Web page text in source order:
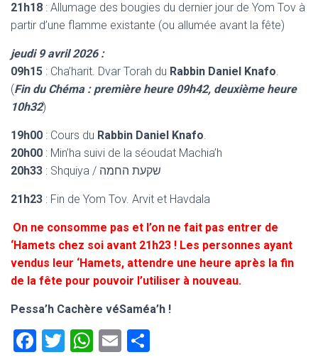
21h18 : Allumage des bougies du dernier jour de Yom Tov à
partir d’une flamme existante (ou allumée avant la fête)
jeudi 9 avril 2026 :
09h15 : Cha’harit. Dvar Torah du Rabbin Daniel Knafo.
(Fin du Chéma : première heure 09h42, deuxième heure
10h32)
19h00 : Cours du Rabbin Daniel Knafo.
20h00 : Min’ha suivi de la séoudat Machia’h
20h33
: Shquiya / שקעת החמה
21h23 : Fin de Yom Tov. Arvit et Havdala
On ne consomme pas et l’on ne fait pas entrer de
‘Hamets chez soi avant 21h23 ! Les personnes ayant
vendus leur ‘Hamets, attendre une heure après la fin
de la fête pour pouvoir l’utiliser à nouveau.
Pessa’h Cachère véSaméa’h !
F
T
W E